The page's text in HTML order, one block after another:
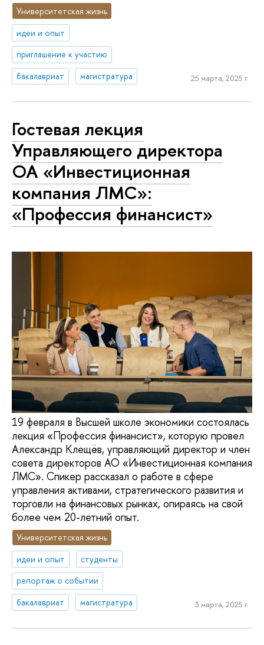
Университетская жизнь
идеи и опыт
приглашение к участию
бакалавриат
магистратура 25 марта, 2025 г.
Гостевая лекция
Управляющего директора
ОА «Инвестиционная
компания ЛМС»:
«Профессия финансист»
19 февраля в Высшей школе экономики состоялась
лекция «Профессия финансист», которую провел
Александр Клещёв, управляющий директор и член
совета директоров АО «Инвестиционная компания
ЛМС». Спикер рассказал о работе в сфере
управления активами, стратегического развития и
торговли на финансовых рынках, опираясь на свой
более чем 20-летний опыт.
Университетская жизнь
идеи и опыт
студенты
репортаж о событии
бакалавриат
магистратура 3 марта, 2025 г.